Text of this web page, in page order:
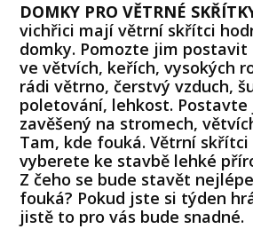
DOMKY PRO VĚTRNÉ
vichřici mají větrní skřítci
domky. Pomozte jim postavit
ve větvích, keřích, vysokých
rádi větrno, čerstvý vzduch,
poletování, lehkost.
zavěšený na stromech,
Tam, kde fouká. Větrní skřítci
vyberete ke stavbě lehké
Z čeho se bude stavět
fouká? Pokud jste si týden
jistě to pro vás bude snadné.